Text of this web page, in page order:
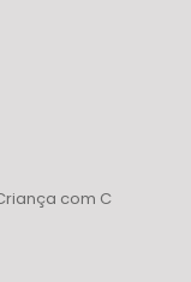
com C